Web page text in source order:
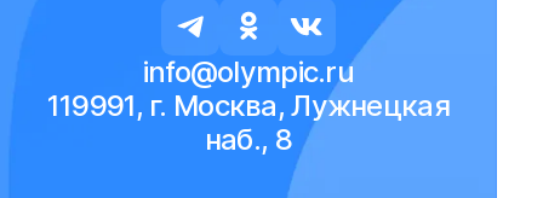
info@olympic.ru
119991, г. Москва, Лужнецкая
наб., 8